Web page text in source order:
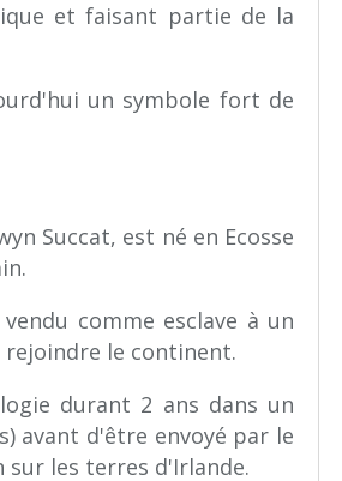
et faisant partie de la
un symbole fort de
Succat, est né en Ecosse
comme esclave à un
le continent.
durant 2 ans dans un
avant d'être envoyé par le
sur les terres d'Irlande.